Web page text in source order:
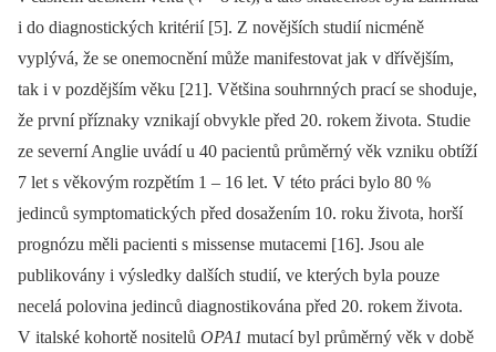
i do dia­gnostických kritérií [5]. Z novějších studií nicméně
vyplývá, že se onemocnění může manifestovat jak v dřívějším,
tak i v pozdějším věku [21]. Většina souhrn­ných prací se shoduje,
že první příznaky vznikají obvykle před 20. rokem života. Studie
ze severní Anglie uvádí u 40 pa­cientů průměrný věk vzniku obtíží
7 let s věkovým rozpětím 1 –⁠ 16 let. V této práci bylo 80 %
jedinců symp­tomatických před dosažením 10. roku života, horší
prognózu měli pa­cienti s mis­sense mutacemi [16]. Jsou ale
publikovány i výsledky dalších studií, ve kterých byla pouze
necelá polovina jedinců dia­gnostikována před 20. rokem života.
V italské kohortě nositelů OPA1 mutací byl průměrný věk v době